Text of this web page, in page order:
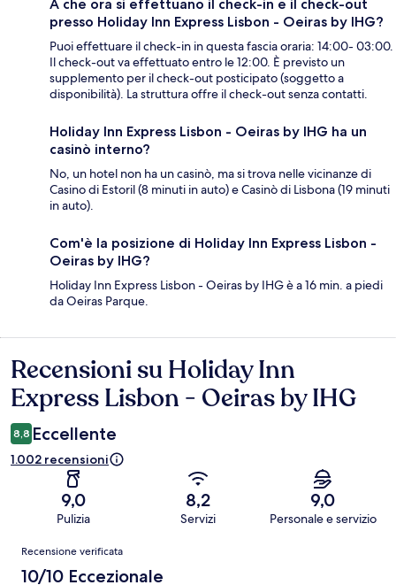
A che ora si effettuano il check-in e il check-out
presso Holiday Inn Express Lisbon - Oeiras by IHG?
Puoi effettuare il check-in in questa fascia oraria: 14:00- 03:00.
Il check-out va effettuato entro le 12:00. È previsto un
supplemento per il check-out posticipato (soggetto a
disponibilità). La struttura offre il check-out senza contatti.
Holiday Inn Express Lisbon - Oeiras by IHG ha un
casinò interno?
No, un hotel non ha un casinò, ma si trova nelle vicinanze di
Casino di Estoril (8 minuti in auto) e Casinò di Lisbona (19 minuti
in auto).
Com'è la posizione di Holiday Inn Express Lisbon -
Oeiras by IHG?
Holiday Inn Express Lisbon - Oeiras by IHG è a 16 min. a piedi
da Oeiras Parque.
Recensioni
Recensioni su Holiday Inn
Express Lisbon - Oeiras by IHG
8,8 Eccellente
1.002 recensioni
9,0
Pulizia
8,2
Servizi
9,0
Personale e servizio
Recensioni
Recensione verificata
10/10 Eccezionale